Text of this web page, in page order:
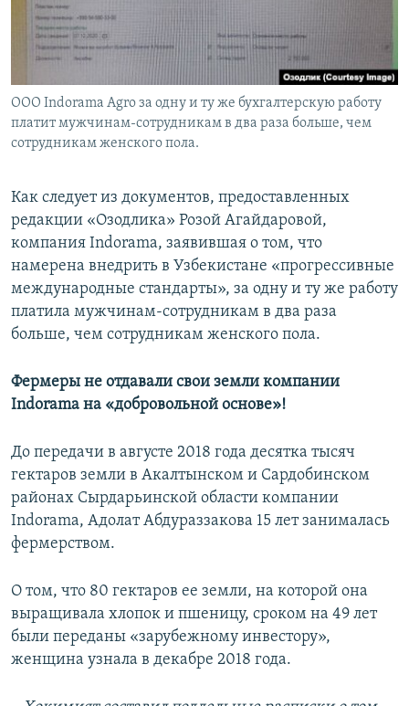
ООО Indorama Agro за одну и ту же бухгалтерскую работу
платит мужчинам-сотрудникам в два раза больше, чем
сотрудникам женского пола.
Как следует из документов, предоставленных
редакции «Озодлика» Розой Агайдаровой,
компания Indorama, заявившая о том, что
намерена внедрить в Узбекистане «прогрессивные
международные стандарты», за одну и ту же работу
платила мужчинам-сотрудникам в два раза
больше, чем сотрудникам женского пола.
Фермеры не отдавали свои земли компании
Indorama на «добровольной основе»!
До передачи в августе 2018 года десятка тысяч
гектаров земли в Акалтынском и Сардобинском
районах Сырдарьинской области компании
Indorama, Адолат Абдураззакова 15 лет занималась
фермерством.
О том, что 80 гектаров ее земли, на которой она
выращивала хлопок и пшеницу, сроком на 49 лет
были переданы «зарубежному инвестору»,
женщина узнала в декабре 2018 года.